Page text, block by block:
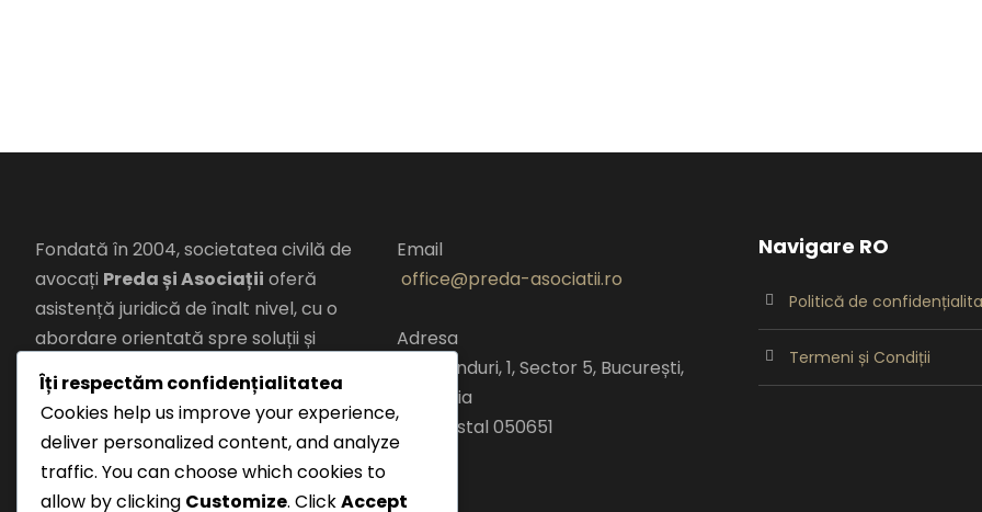
Fondată în 2004, societatea civilă de
avocați Preda și Asociații oferă
asistență juridică de înalt nivel, cu o
abordare orientată spre soluții și
rezultate.
Combinămexpertiza juridică
localăcuperspectiva
europeanăpentru a oferi clienților
Email
office@preda-asociatii.ro
Adresa
Șos. Panduri, 1, Sector 5, București,
Romania
cod postal 050651
Navigare RO
Politică de
Termeni și Condiții
Îți respectăm confidențialitatea
Cookies help us improve your experience,
deliver personalized content, and analyze
traffic. You can choose which cookies to
allow by clicking Customize. ClickAccept